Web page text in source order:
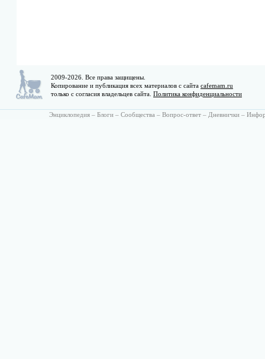
2009-2026. Все права защищены.
Копирование и публикация всех материалов с сайта cafemam.ru
только с согласия владельцев сайта. Политика конфиденциальности
Энциклопедия – Блоги – Сообщества – Вопрос-ответ – Дневнички –